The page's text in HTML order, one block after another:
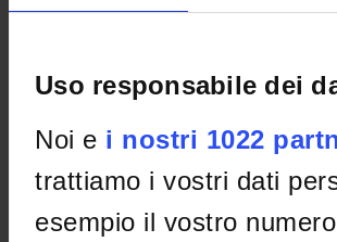
Uso responsabile dei
Noi e i nostri 1022
trattiamo i vostri dati
esempio il vostro